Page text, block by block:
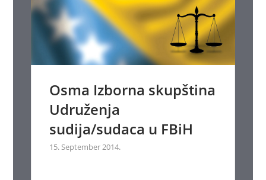
Osma Izborna skupština
Udruženja
sudija/sudaca u FBiH
15. September 2014.